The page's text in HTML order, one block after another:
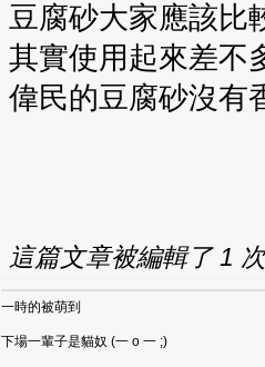
豆腐砂大家應該比
其實使用起來差不
偉民的豆腐砂沒
這篇文章被編輯了 1
一時的被萌到
下場一輩子是貓奴 (一 o 一 ;)